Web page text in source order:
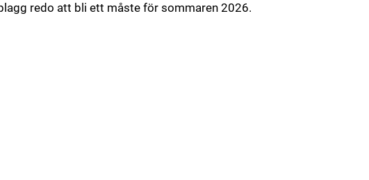
redo att bli ett måste för sommaren 2026.